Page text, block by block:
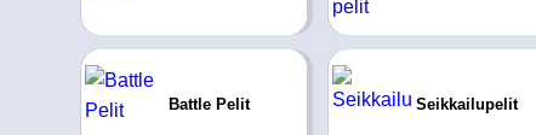
Battle Pelit Seikkailupelit